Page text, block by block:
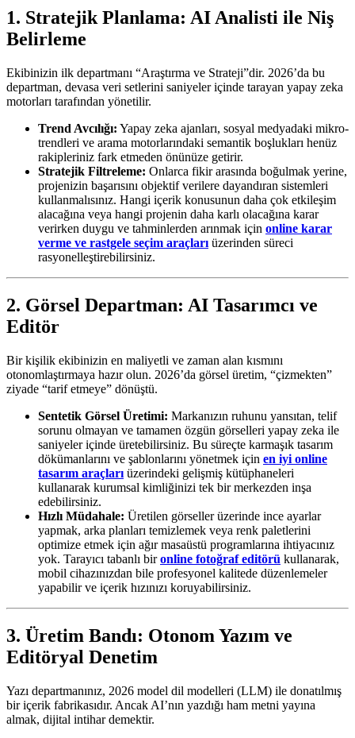
1. Stratejik Planlama: AI Analisti ile Niş
Belirleme
Ekibinizin ilk departmanı “Araştırma ve Strateji”dir. 2026’da bu
departman, devasa veri setlerini saniyeler içinde tarayan yapay zeka
motorları tarafından yönetilir.
Trend Avcılığı: Yapay zeka ajanları, sosyal medyadaki mikro-
trendleri ve arama motorlarındaki semantik boşlukları henüz
rakipleriniz fark etmeden önünüze getirir.
Stratejik Filtreleme: Onlarca fikir arasında boğulmak yerine,
projenizin başarısını objektif verilere dayandıran sistemleri
kullanmalısınız. Hangi içerik konusunun daha çok etkileşim
alacağına veya hangi projenin daha karlı olacağına karar
verirken duygu ve tahminlerden arınmak için online karar
verme ve rastgele seçim araçları üzerinden süreci
rasyonelleştirebilirsiniz.
2. Görsel Departman: AI Tasarımcı ve
Editör
Bir kişilik ekibinizin en maliyetli ve zaman alan kısmını
otonomlaştırmaya hazır olun. 2026’da görsel üretim, “çizmekten”
ziyade “tarif etmeye” dönüştü.
Sentetik Görsel Üretimi: Markanızın ruhunu yansıtan, telif
sorunu olmayan ve tamamen özgün görselleri yapay zeka ile
saniyeler içinde üretebilirsiniz. Bu süreçte karmaşık tasarım
dökümanlarını ve şablonlarını yönetmek için en iyi online
tasarım araçları üzerindeki gelişmiş kütüphaneleri
kullanarak kurumsal kimliğinizi tek bir merkezden inşa
edebilirsiniz.
Hızlı Müdahale: Üretilen görseller üzerinde ince ayarlar
yapmak, arka planları temizlemek veya renk paletlerini
optimize etmek için ağır masaüstü programlarına ihtiyacınız
yok. Tarayıcı tabanlı bironline fotoğraf editörü kullanarak,
mobil cihazınızdan bile profesyonel kalitede düzenlemeler
yapabilir ve içerik hızınızı koruyabilirsiniz.
3. Üretim Bandı: Otonom Yazım ve
Editöryal Denetim
Yazı departmanınız, 2026 model dil modelleri (LLM) ile donatılmış
bir içerik fabrikasıdır. Ancak AI’nın yazdığı ham metni yayına
almak, dijital intihar demektir.